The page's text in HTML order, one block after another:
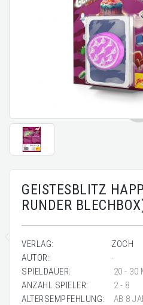
GEISTESBLITZ
RUNDER
VERLAG:
ZOCH
AUTOR:
-
SPIELDAUER:
20 - 30
ANZAHL SPIELER:
2 - 8
ALTERSEMPFEHLUNG:
AB 8